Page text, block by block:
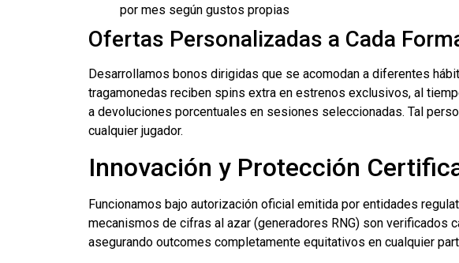
por mes según gustos propias
Ofertas Personalizadas a Cada
Desarrollamos bonos dirigidas que se acomodan a diferentes
tragamonedas reciben spins extra en estrenos exclusivos, al
a devoluciones porcentuales en sesiones seleccionadas. Tal
cualquier jugador.
Innovación y Protección
Funcionamos bajo autorización oficial emitida por entidades
mecanismos de cifras al azar (generadores RNG) son
asegurando outcomes completamente equitativos en cualquier